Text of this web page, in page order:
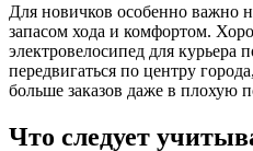
Для новичков особенно важно
запасом хода и комфортом.
электровелосипед для курьера
передвигаться по центру
больше заказов даже в плохую
Что следует